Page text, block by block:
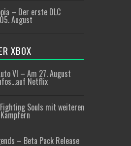
– Der erste DLC
August
XBOX
VI – Am 27. August
Netflix
Souls mit weiteren
– Beta Pack Release